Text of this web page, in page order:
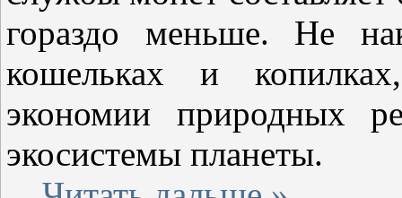
гораздо меньше. Не
кошельках и
экономии природных
экосистемы планеты.